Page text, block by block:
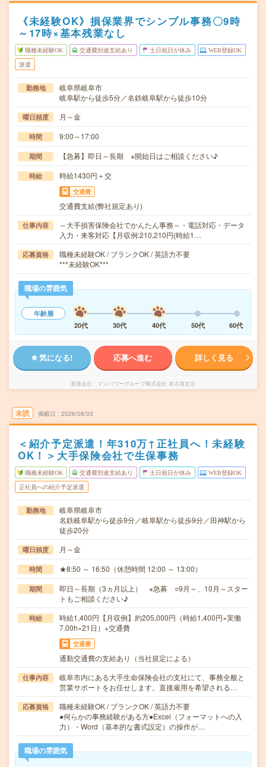
《未経験OK》損保業界でシンプル事務〇9時
～17時×基本残業なし
職種未経験OK 交通費別途支給あり 土日祝日が休み WEB登録OK
派遣
勤務地
岐阜県岐阜市
岐阜駅から徒歩5分／名鉄岐阜駅から徒歩10分
曜日頻度 月～金
時間 9:00～17:00
期間 【急募】即日～長期 ※開始日はご相談ください♪
時給 時給1430円＋交
交通費
交通費支給(弊社規定あり)
仕事内容
～大手損害保険会社でかんたん事務～・電話対応・データ
入力・来客対応【月収例:210,210円(時給1…
応募資格
職種未経験OK / ブランクOK / 英語力不要
***未経験OK***
職場の雰囲気
年齢層
20代
30代 40代 50代 60代
気になる! 応募へ進む 詳しく見る
派遣会社 マンパワーグループ株式会社 名古屋支店
未読 掲載日 2026/08/03
＜紹介予定派遣！年310万↑正社員へ！未経験
OK！＞大手保険会社で生保事務
職種未経験OK 交通費別途支給あり 土日祝日が休み WEB登録OK
正社員への紹介予定派遣
勤務地
岐阜県岐阜市
名鉄岐阜駅から徒歩9分／岐阜駅から徒歩9分／田神駅から
徒歩20分
曜日頻度 月～金
時間 ★8:50 ～ 16:50（休憩時間 12:00 ～ 13:00）
期間
即日～長期（3ヵ月以上） ※急募 ○9月～、10月～スター
トもご相談ください♪
時給
時給1,400円【月収例】約205,000円（時給1,400円×実働
7.00h×21日）+交通費
交通費
通勤交通費の支給あり（当社規定による）
仕事内容
岐阜市内にある大手生命保険会社の支社にて、事務全般と
営業サポートをお任せします。直接雇用を希望される…
応募資格
職種未経験OK / ブランクOK / 英語力不要
●何らかの事務経験がある方●Excel（フォーマットへの入
力）・Word（基本的な書式設定）の操作が…
職場の雰囲気